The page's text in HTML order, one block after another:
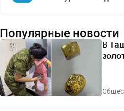
Популярные новости
В